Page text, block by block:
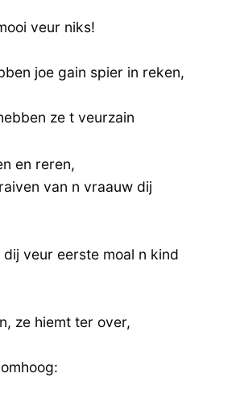
veur niks!
joe gain spier in reken,
ze t veurzain
en reren,
van n vraauw dij
veur eerste moal n kind
ze hiemt ter over,